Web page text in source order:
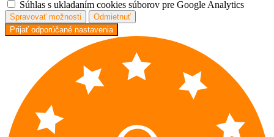
Súhlas s ukladaním cookies súborov pre Google Analytics
Spravovať možnosti
Odmietnuť
Prijať odporúčané nastavenia